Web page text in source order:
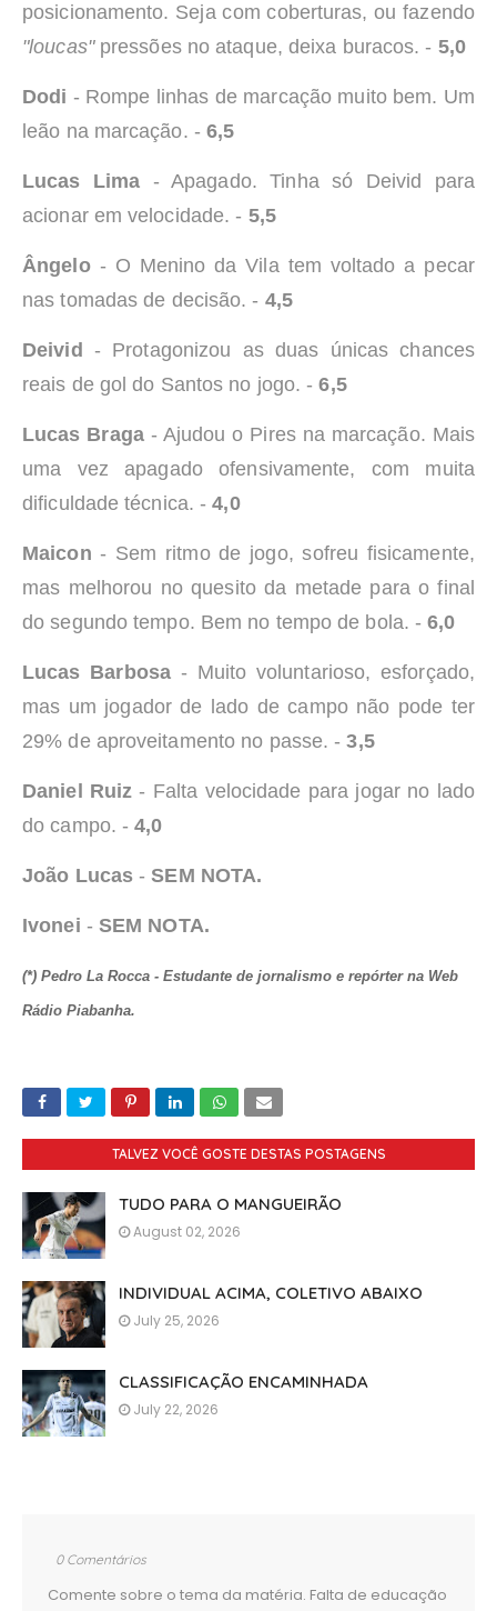
posicionamento. Seja com coberturas, ou fazendo
"loucas" pressões no ataque, deixa buracos. - 5,0
Dodi - Rompe linhas de marcação muito bem. Um
leão na marcação. -6,5
Lucas Lima - Apagado. Tinha só Deivid para
acionar em velocidade. - 5,5
Ângelo - O Menino da Vila tem voltado a pecar
nas tomadas de decisão. - 4,5
Deivid - Protagonizou as duas únicas chances
reais de gol do Santos no jogo. -6,5
Lucas Braga - Ajudou o Pires na marcação. Mais
uma vez apagado ofensivamente, com muita
dificuldade técnica. -4,0
Maicon- Sem ritmo de jogo, sofreu fisicamente,
mas melhorou no quesito da metade para o final
do segundo tempo. Bem no tempo de bola. -6,0
Lucas Barbosa - Muito voluntarioso, esforçado,
mas um jogador de lado de campo não pode ter
29% de aproveitamento no passe. -3,5
Daniel Ruiz- Falta velocidade para jogar no lado
do campo. -4,0
João Lucas-SEM NOTA.
Ivonei - SEM NOTA.
(*) Pedro La Rocca - Estudante de jornalismo e repórter na Web
Rádio Piabanha.
TALVEZ VOCÊ GOSTE DESTAS POSTAGENS
TUDO PARA O MANGUEIRÃO
August 02, 2026
INDIVIDUAL ACIMA, COLETIVO ABAIXO
July 25, 2026
CLASSIFICAÇÃO ENCAMINHADA
July 22, 2026
0 Comentários
Comente sobre o tema da matéria. Falta de educação